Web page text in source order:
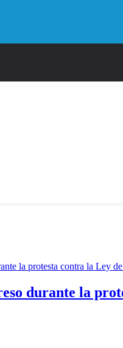
durante la